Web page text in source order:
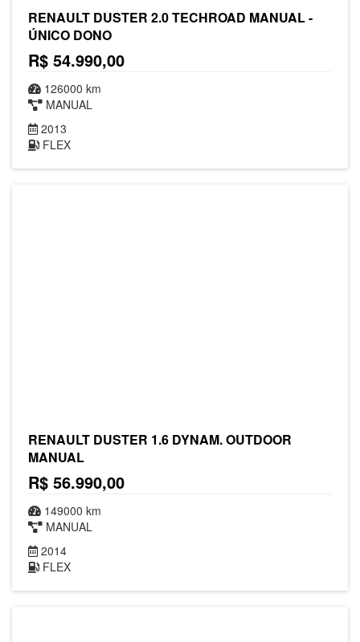
RENAULT DUSTER 2.0 TECHROAD MANUAL -
ÚNICO DONO
R$ 54.990,00
126000 km
MANUAL
2013
FLEX
RENAULT DUSTER 1.6 DYNAM. OUTDOOR
MANUAL
R$ 56.990,00
149000 km
MANUAL
2014
FLEX